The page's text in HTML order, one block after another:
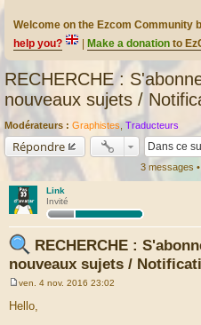
Welcome on the Ezcom Community
help you?
Make a donation to
RECHERCHE :
nouveaux sujets /
Modérateurs : Graphistes Traducteurs
Répondre
3 messages
Link
Invité
RECHERCHE :
nouveaux sujets /
e
s
ven. 4 nov. 2016 23:02
Hello,